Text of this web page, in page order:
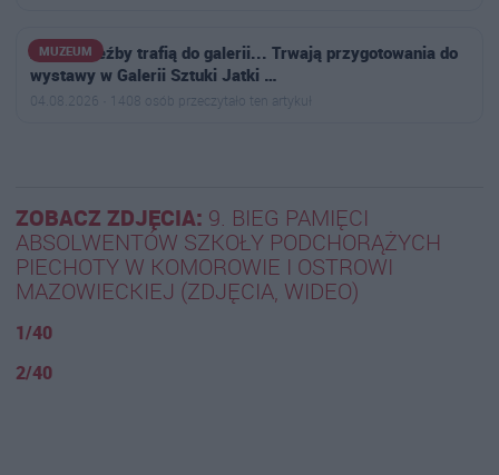
MUZEUM
Zanim rzeźby trafią do galerii... Trwają przygotowania do
wystawy w Galerii Sztuki Jatki …
04.08.2026 · 1408 osób przeczytało ten artykuł
ZOBACZ ZDJĘCIA: 9. BIEG PAMIĘCI
ABSOLWENTÓW SZKOŁY PODCHORĄŻYCH
PIECHOTY W KOMOROWIE I OSTROWI
MAZOWIECKIEJ (ZDJĘCIA, WIDEO)
1/40
2/40